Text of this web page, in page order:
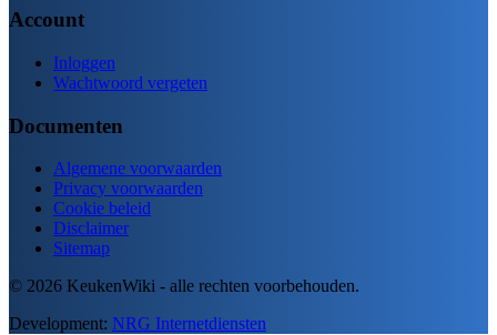
Account
Inloggen
Wachtwoord vergeten
Documenten
Algemene voorwaarden
Privacy voorwaarden
Cookie beleid
Disclaimer
Sitemap
© 2026 KeukenWiki - alle rechten voorbehouden.
Development: NRG Internetdiensten